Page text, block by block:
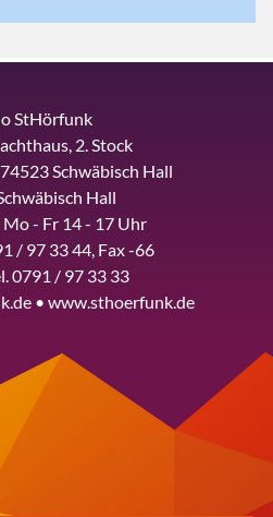
StHörfunk
2. Stock
Schwäbisch Hall
Hall
- Fr 14 - 17 Uhr
/ 97 33 44, Fax -66
0791 / 97 33 33
• www.sthoerfunk.de